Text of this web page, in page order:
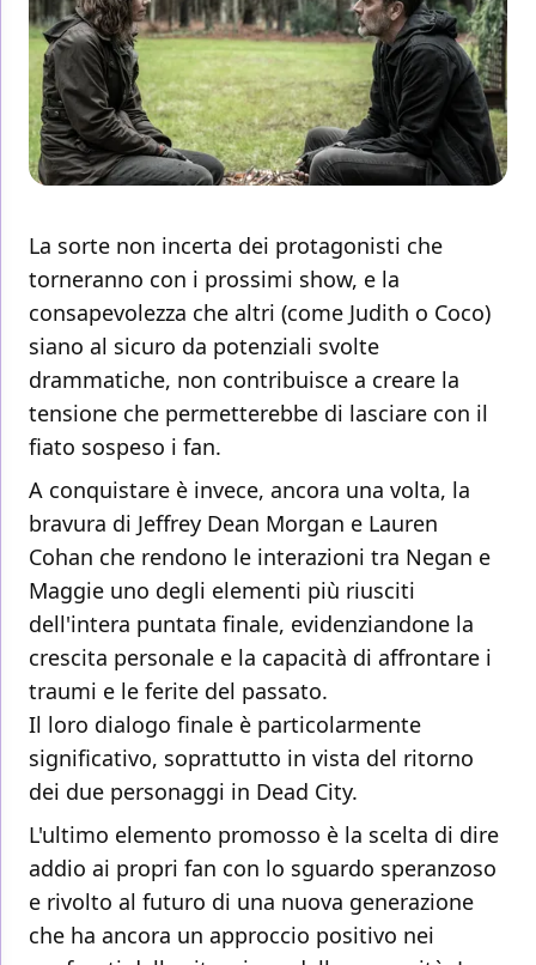
La sorte non incerta dei protagonisti che
torneranno con i prossimi show, e la
consapevolezza che altri (come Judith o Coco)
siano al sicuro da potenziali svolte
drammatiche, non contribuisce a creare la
tensione che permetterebbe di lasciare con il
fiato sospeso i fan.
A conquistare è invece, ancora una volta, la
bravura di Jeffrey Dean Morgan e Lauren
Cohan che rendono le interazioni tra Negan e
Maggie uno degli elementi più riusciti
dell'intera puntata finale, evidenziandone la
crescita personale e la capacità di affrontare i
traumi e le ferite del passato.
Il loro dialogo finale è particolarmente
significativo, soprattutto in vista del ritorno
dei due personaggi in Dead City.
L'ultimo elemento promosso è la scelta di dire
addio ai propri fan con lo sguardo speranzoso
e rivolto al futuro di una nuova generazione
che ha ancora un approccio positivo nei